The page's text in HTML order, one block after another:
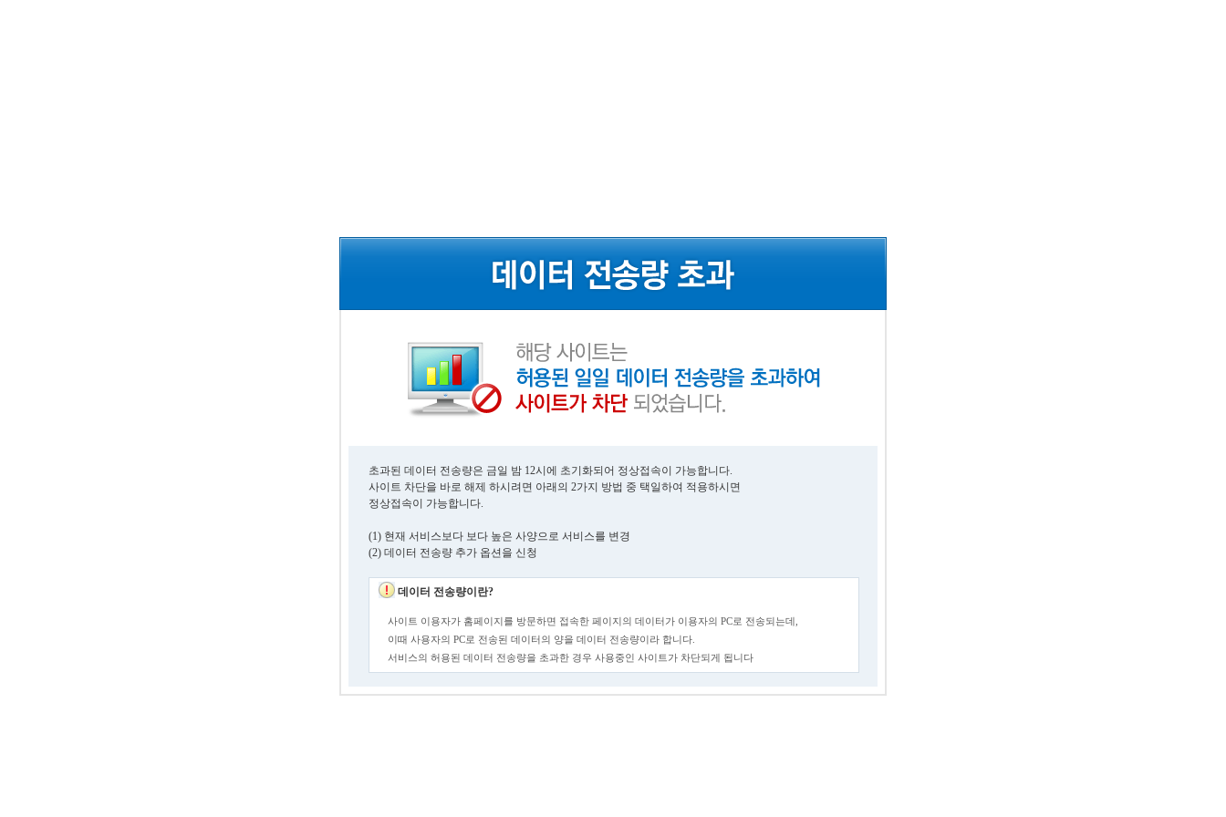
초과된 데이터 전송량은 금일 밤 12시에 초기화되어 정상접속이 가능합니다.
사이트 차단을 바로 해제 하시려면 아래의 2가지 방법 중 택일하여 적용하시면
정상접속이 가능합니다.
(1) 현재 서비스보다 보다 높은 사양으로 서비스를 변경
(2) 데이터 전송량 추가 옵션을 신청
데이터 전송량이란?
사이트 이용자가 홈페이지를 방문하면 접속한 페이지의 데이터가 이용자의 PC로 전송되는데,
이때 사용자의 PC로 전송된 데이터의 양을 데이터 전송량이라 합니다.
서비스의 허용된 데이터 전송량을 초과한 경우 사용중인 사이트가 차단되게 됩니다